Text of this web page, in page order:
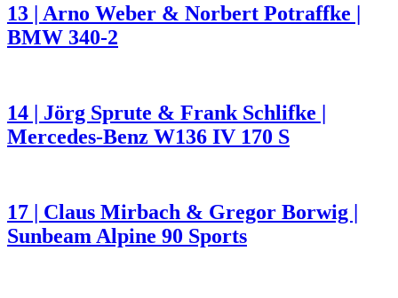
13 | Arno Weber & Norbert Potraffke |
BMW 340-2
14 | Jörg Sprute & Frank Schlifke |
Mercedes-Benz W136 IV 170 S
17 | Claus Mirbach & Gregor Borwig |
Sunbeam Alpine 90 Sports